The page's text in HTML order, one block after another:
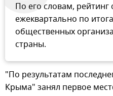
По его словам, рейтинг
ежеквартально по
общественных
страны.
"По результатам
Крыма" занял первое